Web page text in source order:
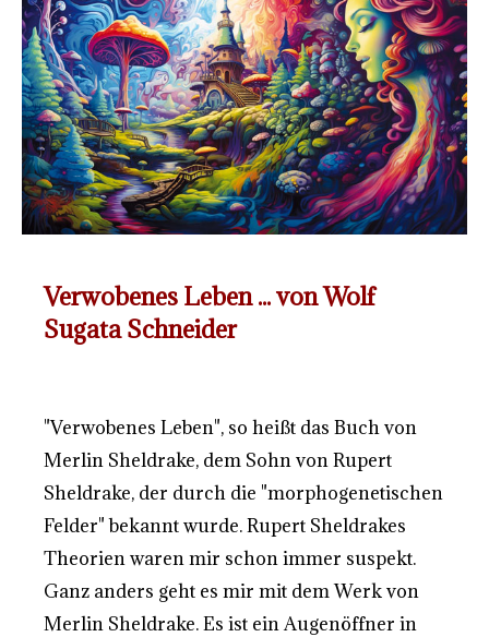
Verwobenes Leben ... von Wolf
Sugata Schneider
"Verwobenes Leben", so heißt das Buch von
Merlin Sheldrake, dem Sohn von Rupert
Sheldrake, der durch die "morphogenetischen
Felder" bekannt wurde. Rupert Sheldrakes
Theorien waren mir schon immer suspekt.
Ganz anders geht es mir mit dem Werk von
Merlin Sheldrake. Es ist ein Augenöffner in